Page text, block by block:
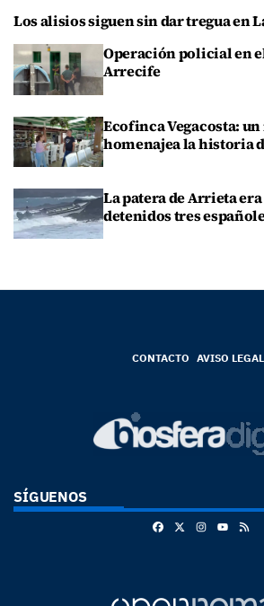
Los alisios siguen sin dar tregua en
Operación policial en
Arrecife
Ecofinca Vegacosta:
homenajea la historia
La patera de Arrieta
detenidos tres
CONTACTO AVISO LEGAL
SÍGUENOS
FacebookInstagram